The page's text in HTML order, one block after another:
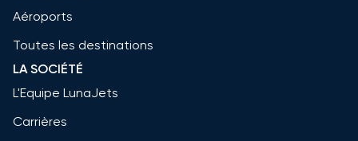
Aéroports
Toutes les destinations
LA SOCIÉTÉ
L'Equipe LunaJets
Carrières